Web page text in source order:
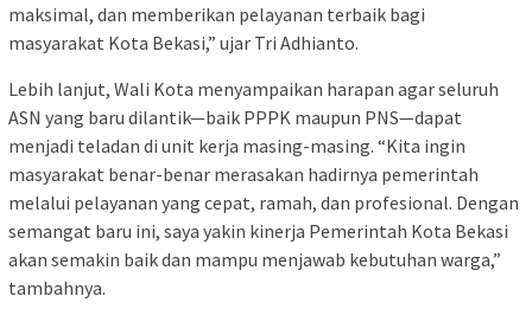
maksimal, dan memberikan pelayanan terbaik bagi
masyarakat Kota Bekasi,” ujar Tri Adhianto.
Lebih lanjut, Wali Kota menyampaikan harapan agar seluruh
ASN yang baru dilantik—baik PPPK maupun PNS—dapat
menjadi teladan di unit kerja masing-masing. “Kita ingin
masyarakat benar-benar merasakan hadirnya pemerintah
melalui pelayanan yang cepat, ramah, dan profesional. Dengan
semangat baru ini, saya yakin kinerja Pemerintah Kota Bekasi
akan semakin baik dan mampu menjawab kebutuhan warga,”
tambahnya.